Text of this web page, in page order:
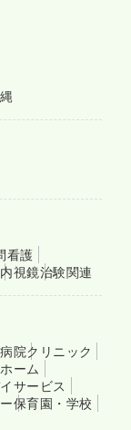
看護
内視鏡治験関連
院クリニック
ーム
サービス
保育園・学校